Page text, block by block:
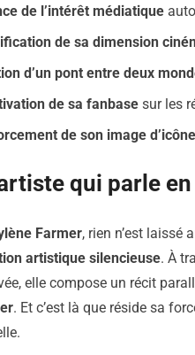
de l’intérêt médiatique
de sa dimension
d’un pont entre deux
de sa fanbase sur les
de son image
qui parle
Farmer, rien n’est laissé
artistique silencieuse. À
elle compose un récit
. Et c’est là que réside sa